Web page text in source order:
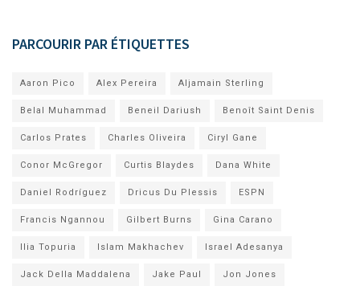
PARCOURIR PAR ÉTIQUETTES
Aaron Pico Alex Pereira Aljamain Sterling
Belal Muhammad Beneil Dariush Benoît Saint Denis
Carlos Prates Charles Oliveira Ciryl Gane
Conor McGregor Curtis Blaydes Dana White
Daniel Rodríguez Dricus Du Plessis ESPN
Francis Ngannou Gilbert Burns Gina Carano
Ilia Topuria Islam Makhachev Israel Adesanya
Jack Della Maddalena Jake Paul Jon Jones